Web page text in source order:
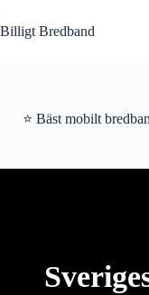
till
innehåll
Billigt Bredband
⭐ Bäst mobilt